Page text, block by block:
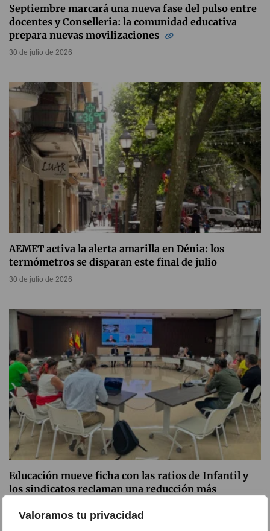
Valoramos tu privacidad
Septiembre marcará una nueva fase del pulso entre
docentes y Conselleria: la comunidad educativa
prepara nuevas movilizaciones
30 de julio de 2026
AEMET activa la alerta amarilla en Dénia: los
termómetros se disparan este final de julio
30 de julio de 2026
Educación mueve ficha con las ratios de Infantil y
los sindicatos reclaman una reducción más
29 de julio de 2026